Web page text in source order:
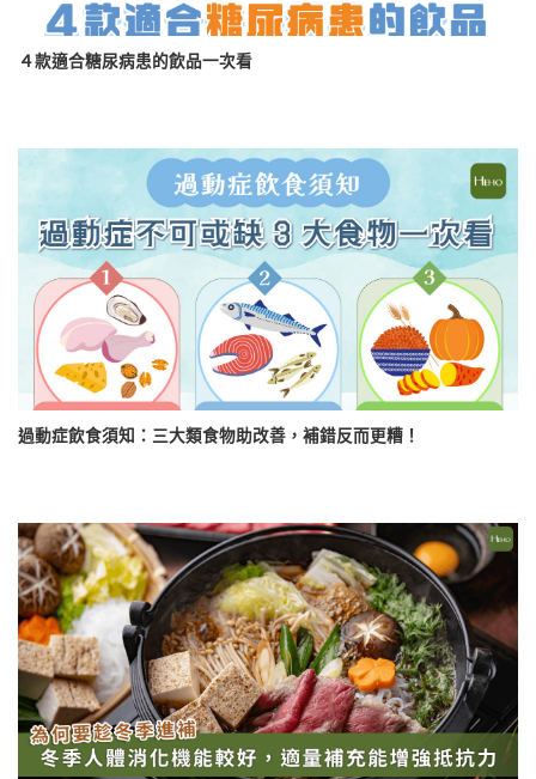
４款適合糖尿病患的飲品一次看
過動症飲食須知：三大類食物助改善，補錯反而更糟！